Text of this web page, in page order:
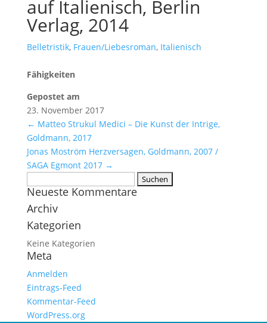
auf Italienisch, Berlin
Verlag, 2014
Belletristik, Frauen/Liebesroman, Italienisch
Fähigkeiten
Gepostet am
23. November 2017
← Matteo Strukul Medici – Die Kunst der Intrige,
Goldmann, 2017
Jonas Moström Herzversagen, Goldmann, 2007 /
SAGA Egmont 2017 →
nach:
Neueste Kommentare
Archiv
Kategorien
Keine Kategorien
Meta
Anmelden
Eintrags-Feed
Kommentar-Feed
WordPress.org